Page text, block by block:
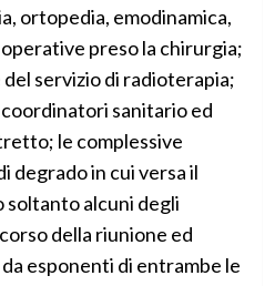
ortopedia, emodinamica,
preso la chirurgia;
servizio di radioterapia;
sanitario ed
le complessive
degrado in cui versa il
soltanto alcuni degli
della riunione ed
esponenti di entrambe le